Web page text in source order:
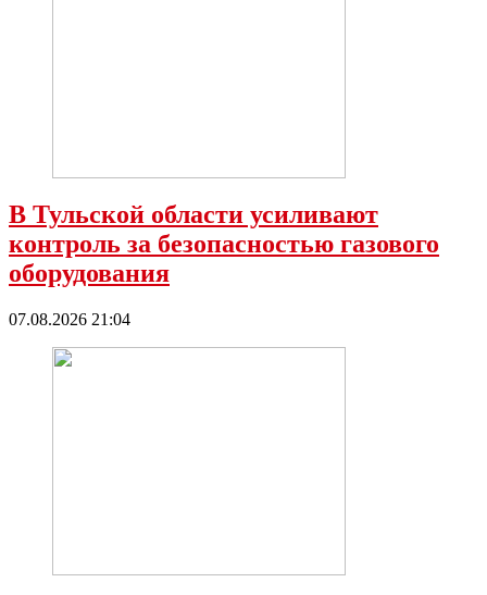
В Тульской области усиливают
контроль за безопасностью газового
оборудования
07.08.2026 21:04